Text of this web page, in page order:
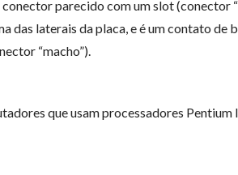
parecido com um slot (conector
das laterais da placa, e é um contato de
“macho”).
que usam processadores Pentium